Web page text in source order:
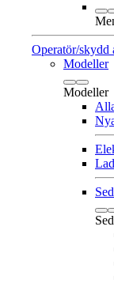
Operatör/skydd
Modeller
Modeller